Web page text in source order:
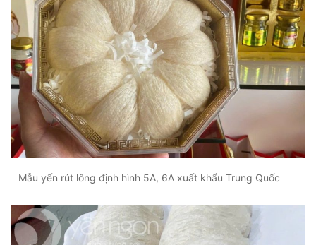
Mẫu yến rút lông định hình 5A, 6A xuất khẩu Trung Quốc